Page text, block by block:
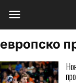
европско